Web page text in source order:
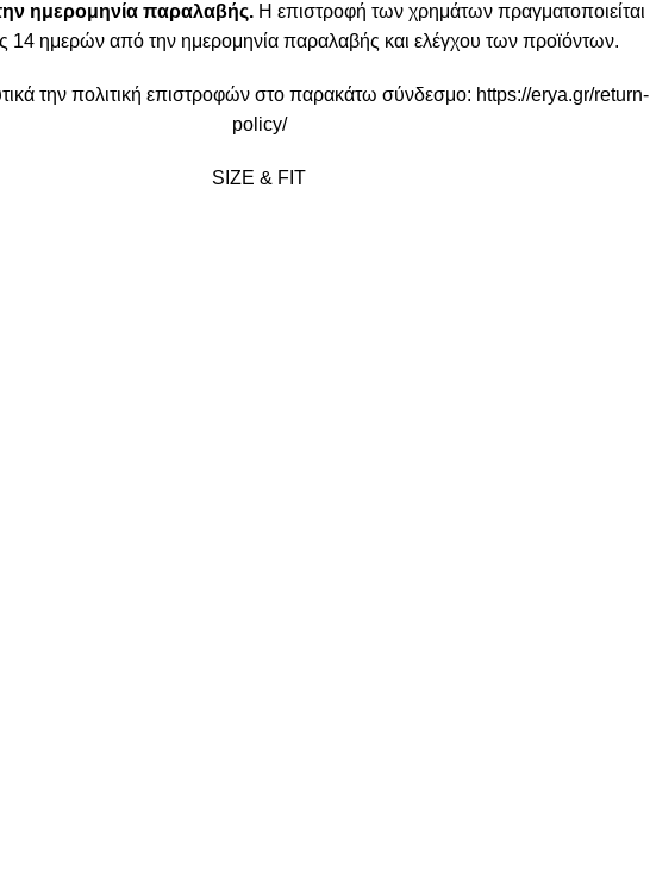
ημερομηνία παραλαβής.Η επιστροφή των χρημάτων πραγματοποιείται
14 ημερών από την ημερομηνία παραλαβής και ελέγχου των προϊόντων.
την πολιτική επιστροφών στο παρακάτω σύνδεσμο: https://erya.gr/return-
policy/
SIZE & FIT